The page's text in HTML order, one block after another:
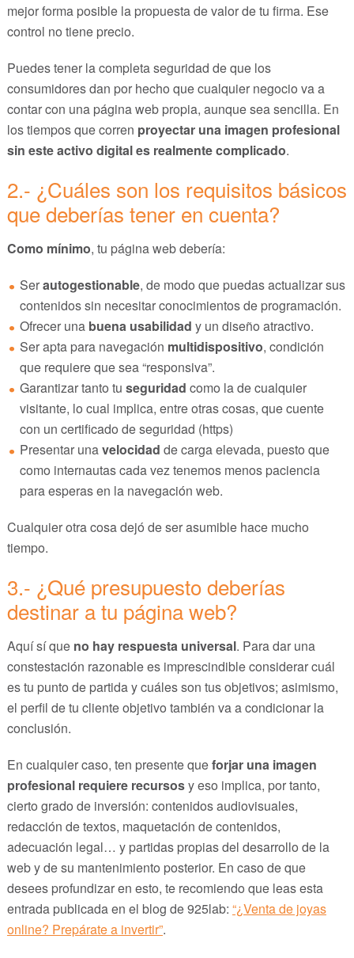
mejor forma posible la propuesta de valor de tu firma. Ese
control no tiene precio.
Puedes tener la completa seguridad de que los
consumidores dan por hecho que cualquier negocio va a
contar con una página web propia, aunque sea sencilla. En
los tiempos que corren proyectar una imagen profesional
sin este activo digital es realmente complicado.
2.- ¿Cuáles son los requisitos básicos
que deberías tener en cuenta?
Como mínimo, tu página web debería:
Serautogestionable, de modo que puedas actualizar sus
contenidos sin necesitar conocimientos de programación.
Ofrecer una buena usabilidad y un diseño atractivo.
Ser apta para navegación multidispositivo, condición
que requiere que sea “responsiva”.
Garantizar tanto tu seguridad como la de cualquier
visitante, lo cual implica, entre otras cosas, que cuente
con un certificado de seguridad (https)
Presentar unavelocidad de carga elevada, puesto que
como internautas cada vez tenemos menos paciencia
para esperas en la navegación web.
Cualquier otra cosa dejó de ser asumible hace mucho
tiempo.
3.- ¿Qué presupuesto deberías
destinar a tu página web?
Aquí sí que no hay respuesta universal. Para dar una
constestación razonable es imprescindible considerar cuál
es tu punto de partida y cuáles son tus objetivos; asimismo,
el perfil de tu cliente objetivo también va a condicionar la
conclusión.
En cualquier caso, ten presente queforjar una imagen
profesional requiere recursosy eso implica, por tanto,
cierto grado de inversión: contenidos audiovisuales,
redacción de textos, maquetación de contenidos,
adecuación legal… y partidas propias del desarrollo de la
web y de su mantenimiento posterior. En caso de que
desees profundizar en esto, te recomiendo que leas esta
entrada publicada en el blog de 925lab: “¿Venta de joyas
online? Prepárate a invertir”.